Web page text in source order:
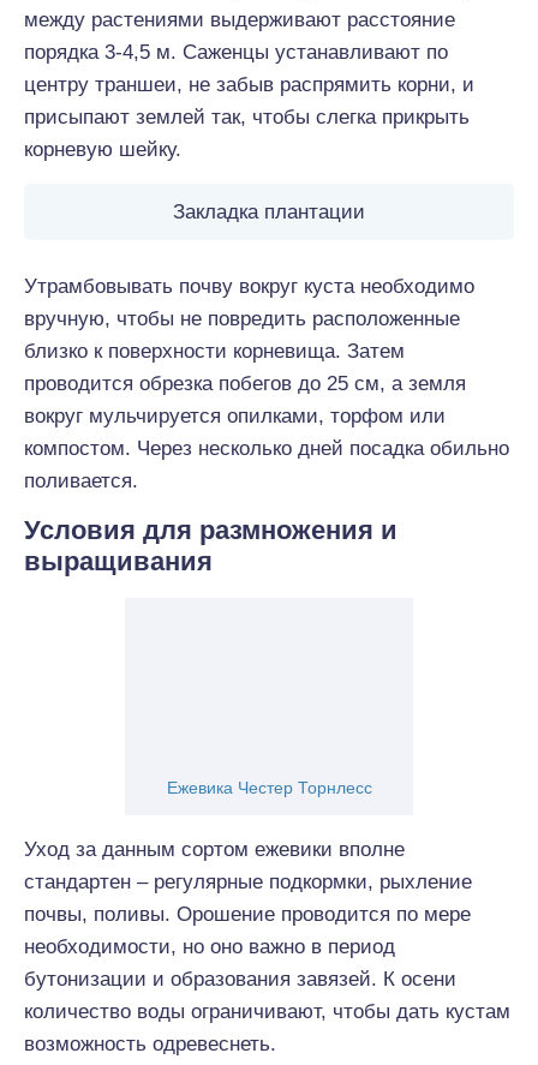
между растениями выдерживают расстояние
порядка 3-4,5 м. Саженцы устанавливают по
центру траншеи, не забыв распрямить корни, и
присыпают землей так, чтобы слегка прикрыть
корневую шейку.
Закладка плантации
Утрамбовывать почву вокруг куста необходимо
вручную, чтобы не повредить расположенные
близко к поверхности корневища. Затем
проводится обрезка побегов до 25 см, а земля
вокруг мульчируется опилками, торфом или
компостом. Через несколько дней посадка обильно
поливается.
Условия для размножения и
выращивания
Ежевика Честер Торнлесс
Уход за данным сортом ежевики вполне
стандартен – регулярные подкормки, рыхление
почвы, поливы. Орошение проводится по мере
необходимости, но оно важно в период
бутонизации и образования завязей. К осени
количество воды ограничивают, чтобы дать кустам
возможность одревеснеть.